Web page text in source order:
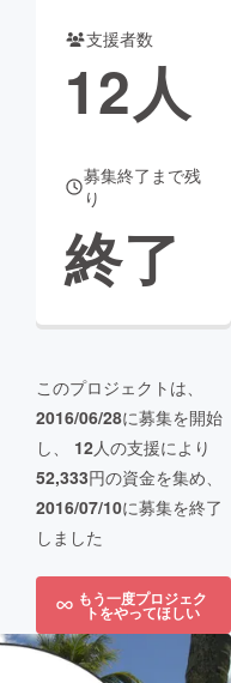
CAMPFIRE Creation
コミュニティ
支援者数
12人
募集終了まで残
り
終了
このプロジェクトは、
2016/06/28に募集を開始
し、 12人の支援により
52,333円の資金を集め、
2016/07/10に募集を終了
しました
もう一度プロジェク
トをやってほしい